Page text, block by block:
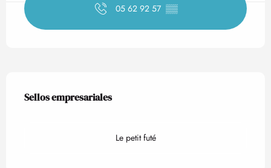
05 62 92 57 ▒▒
Oferta de prestaciones
Sellos empresariales
Sellos empresariales
Le petit futé